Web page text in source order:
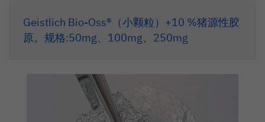
Geistlich Bio-Oss®（小颗粒）+10 %猪源性胶
原。规格:50mg、100mg、250mg